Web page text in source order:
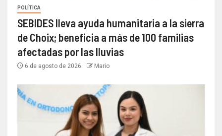
POLÍTICA
SEBIDES lleva ayuda humanitaria a la sierra
de Choix; beneficia a más de 100 familias
afectadas por las lluvias
6 de agosto de 2026 Mario